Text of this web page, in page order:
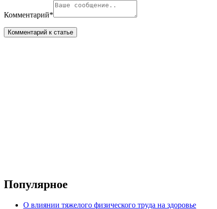
Комментарий*
Популярное
О влиянии тяжелого физического труда на здоровье